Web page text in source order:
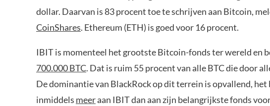
dollar. Daarvan is 83 procent toe te schrijven aan Bitcoin,
CoinShares. Ethereum (ETH) is goed voor 16 procent.
IBIT is momenteel het grootste Bitcoin-fonds ter wereld en
700.000 BTC. Dat is ruim 55 procent van alle BTC die door
De dominantie van BlackRock op dit terrein is opvallend,
inmiddels meeraan IBIT dan aan zijn belangrijkste fonds